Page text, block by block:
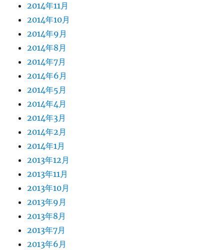
2014年11月
2014年10月
2014年9月
2014年8月
2014年7月
2014年6月
2014年5月
2014年4月
2014年3月
2014年2月
2014年1月
2013年12月
2013年11月
2013年10月
2013年9月
2013年8月
2013年7月
2013年6月